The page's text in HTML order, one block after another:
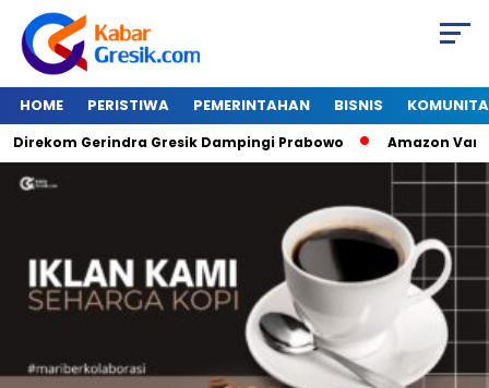
HOME PERISTIWA PEMERINTAHAN BISNIS
Gerindra Gresik Dampingi Prabowo Amazon Van Java